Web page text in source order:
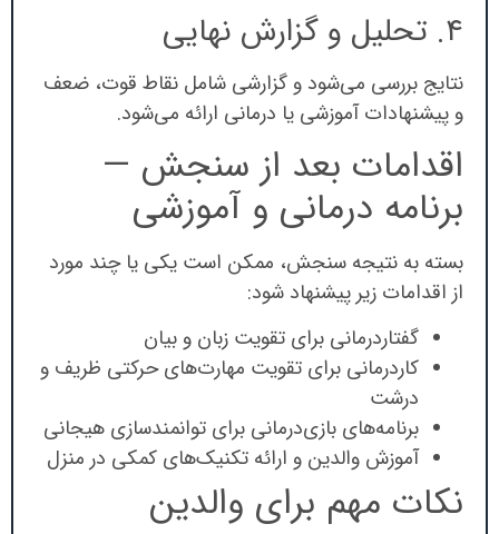
۴. تحلیل و گزارش نهایی
نتایج بررسی می‌شود و گزارشی شامل نقاط قوت، ضعف
و پیشنهادات آموزشی یا درمانی ارائه می‌شود.
اقدامات بعد از سنجش —
برنامه درمانی و آموزشی
بسته به نتیجه سنجش، ممکن است یکی یا چند مورد
از اقدامات زیر پیشنهاد شود:
گفتاردرمانی برای تقویت زبان و بیان
کاردرمانی برای تقویت مهارت‌های حرکتی ظریف و
درشت
برنامه‌های بازی‌درمانی برای توانمندسازی هیجانی
آموزش والدین و ارائه تکنیک‌های کمکی در منزل
نکات مهم برای والدین